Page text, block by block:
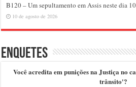
B120 – Um sepultamento em Assis neste dia
10 de agosto de 2026
Enquetes
Você acredita em punições na Justiça no
trânsito'?